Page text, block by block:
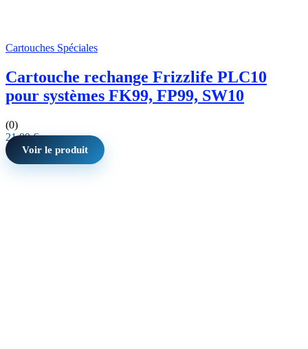
Cartouches Spéciales
Cartouche rechange Frizzlife PLC10
pour systèmes FK99, FP99, SW10
(0)
21,99€
Voir le produit